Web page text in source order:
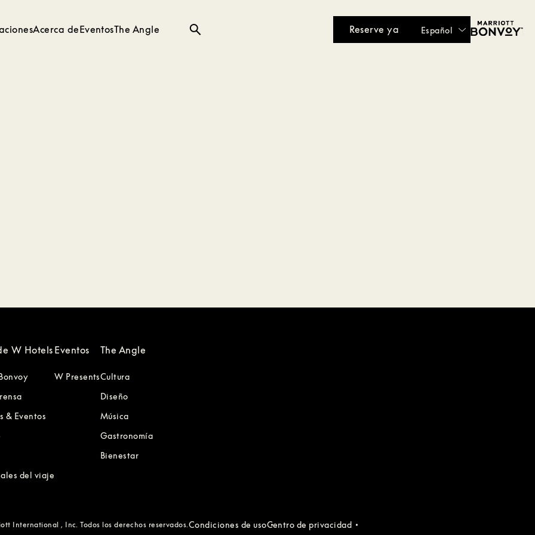
Acerca deEventosThe Angle Búsqueda Reserve ya Español
W Hotels
& Eventos
del viaje
Eventos
W Presents
The Angle
Cultura
Diseño
Música
Gastronomía
Bienestar
International , Inc. Todos los derechos reservados. Condiciones de usoCentro de privacidad